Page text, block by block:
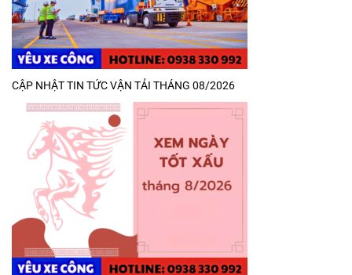
CẬP NHẬT TIN TỨC VẬN TẢI THÁNG 08/2026